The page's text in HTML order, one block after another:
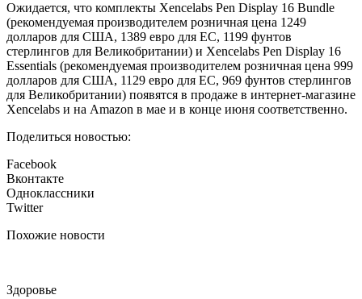
Ожидается, что комплекты Xencelabs Pen Display 16 Bundle
(рекомендуемая производителем розничная цена 1249
долларов для США, 1389 евро для ЕС, 1199 фунтов
стерлингов для Великобритании) и Xencelabs Pen Display 16
Essentials (рекомендуемая производителем розничная цена 999
долларов для США, 1129 евро для ЕС, 969 фунтов стерлингов
для Великобритании) появятся в продаже в интернет-магазине
Xencelabs и на Amazon в мае и в конце июня соответственно.
Поделиться новостью:
Facebook
Вконтакте
Одноклассники
Twitter
Похожие новости
Здоровье